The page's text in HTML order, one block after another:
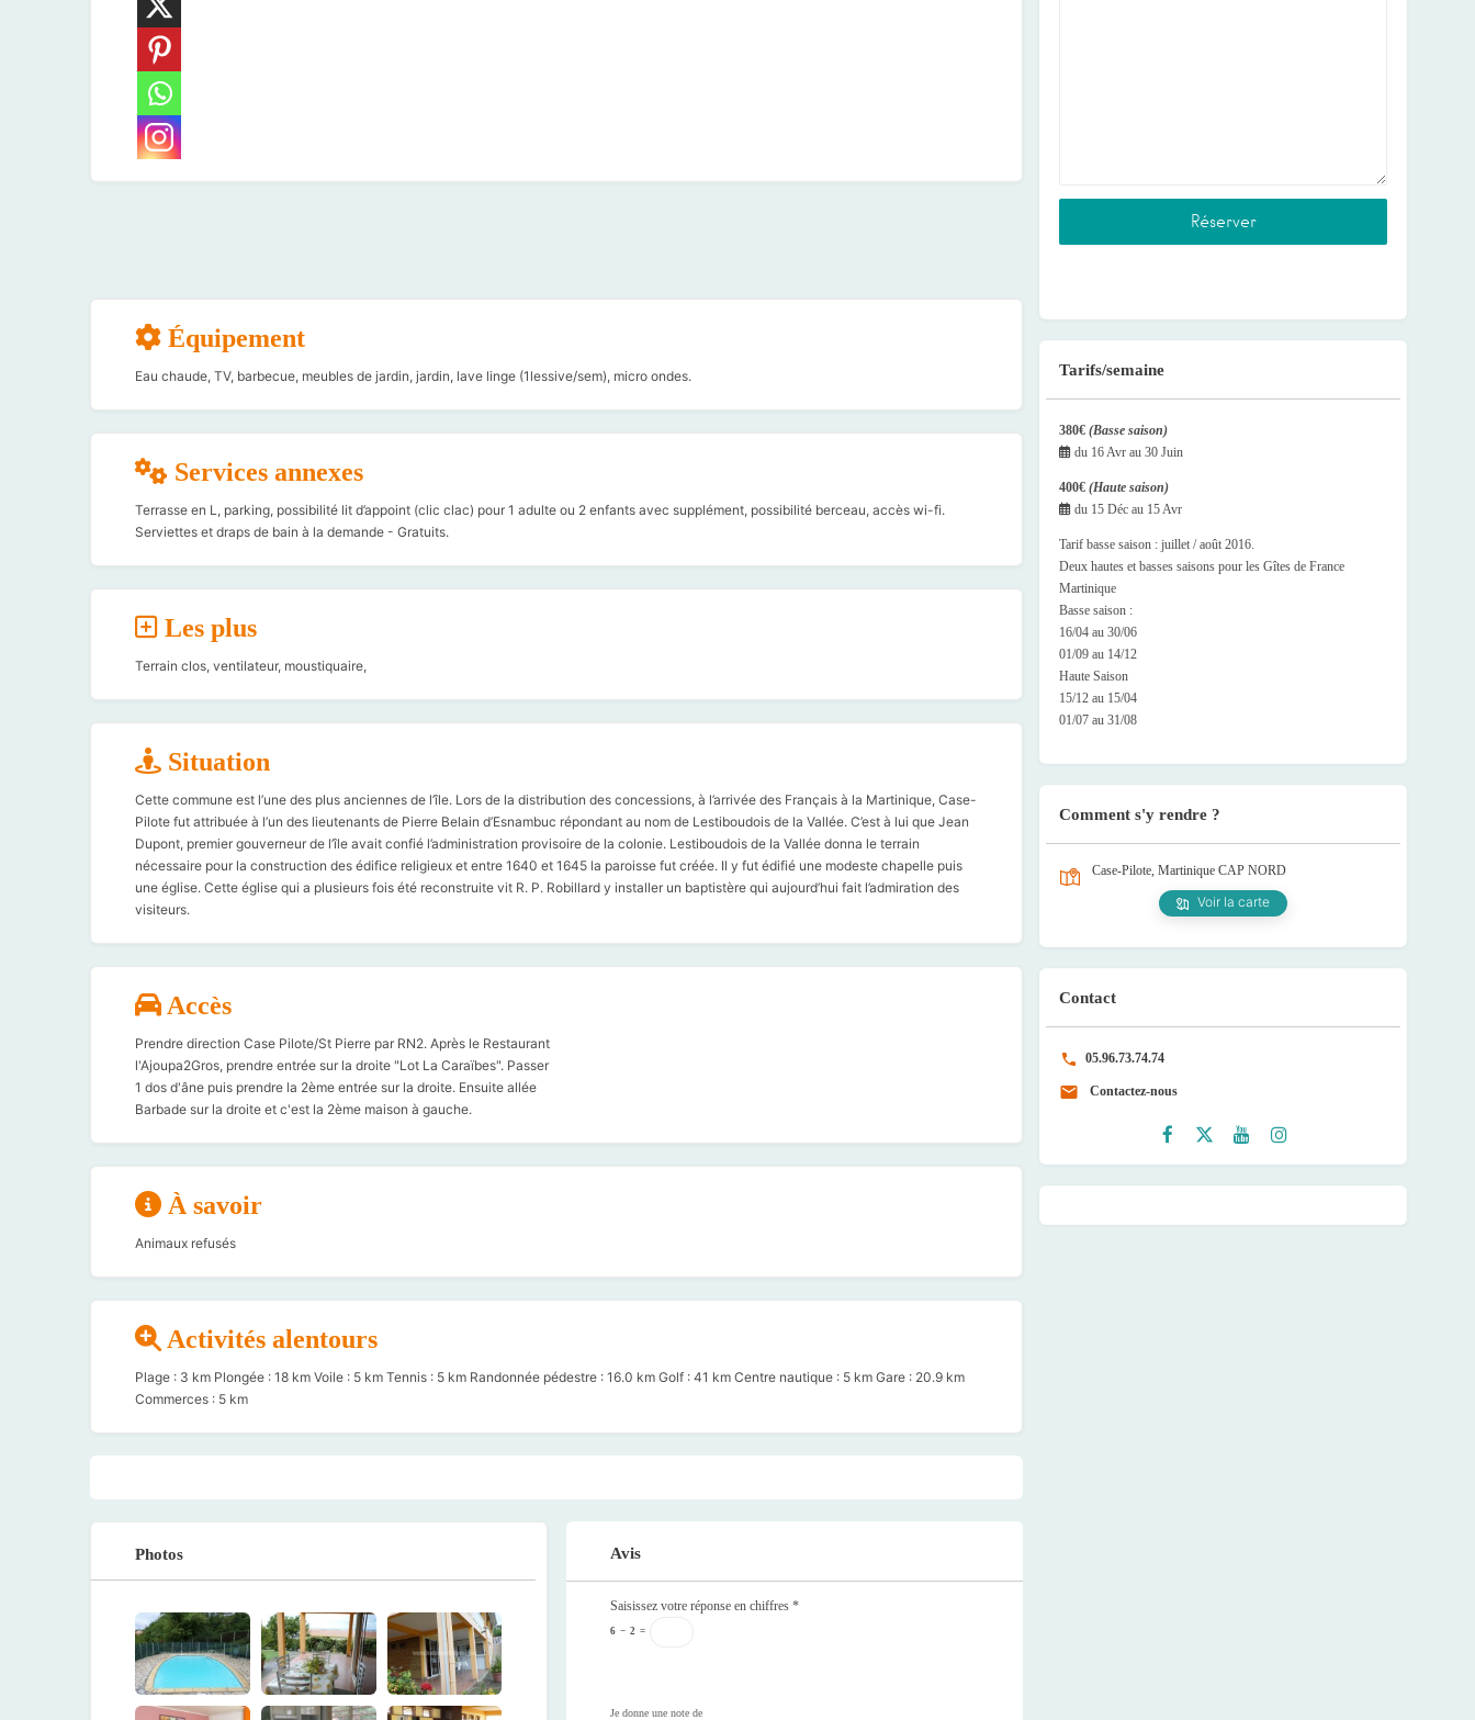
Équipement
Eau chaude, TV, barbecue, meubles de jardin, jardin, lave linge (1lessive/sem), micro ondes.
Services annexes
Terrasse en L, parking, possibilité lit d’appoint (clic clac) pour 1 adulte ou 2 enfants avec supplément, possibilité berceau, accès wi-fi.
Serviettes et draps de bain à la demande - Gratuits.
Les plus
Terrain clos, ventilateur, moustiquaire,
Situation
Cette commune est l’une des plus anciennes de l’île. Lors de la distribution des concessions, à l’arrivée des Français à la Martinique, Case-
Pilote fut attribuée à l’un des lieutenants de Pierre Belain d’Esnambuc répondant au nom de Lestiboudois de la Vallée. C’est à lui que Jean
Dupont, premier gouverneur de l’île avait confié l’administration provisoire de la colonie. Lestiboudois de la Vallée donna le terrain
nécessaire pour la construction des édifice religieux et entre 1640 et 1645 la paroisse fut créée. Il y fut édifié une modeste chapelle puis
une église. Cette église qui a plusieurs fois été reconstruite vit R. P. Robillard y installer un baptistère qui aujourd’hui fait l’admiration des
visiteurs.
Accès
Prendre direction Case Pilote/St Pierre par RN2. Après le Restaurant
l'Ajoupa2Gros, prendre entrée sur la droite "Lot La Caraïbes". Passer
1 dos d'âne puis prendre la 2ème entrée sur la droite. Ensuite allée
Barbade sur la droite et c'est la 2ème maison à gauche.
À savoir
Animaux refusés
Activités alentours
Plage : 3 km Plongée : 18 km Voile : 5 km Tennis : 5 km Randonnée pédestre : 16.0 km Golf : 41 km Centre nautique : 5 km Gare : 20.9 km
Commerces : 5 km
Photos Avis
Saisissez votre réponse en chiffres*
6 − 2 =
Tarifs/semaine
380€ (Basse saison)
du 16 Avr au 30 Juin
400€ (Haute saison)
du 15 Déc au 15 Avr
Tarif basse saison : juillet / août 2016.
Deux hautes et basses saisons pour les Gîtes de France
Martinique
Basse saison :
16/04 au 30/06
01/09 au 14/12
Haute Saison
15/12 au 15/04
01/07 au 31/08
Comment s'y rendre ?
Case-Pilote, Martinique CAP NORD
Voir la carte
Contact
05.96.73.74.74
Contactez-nous